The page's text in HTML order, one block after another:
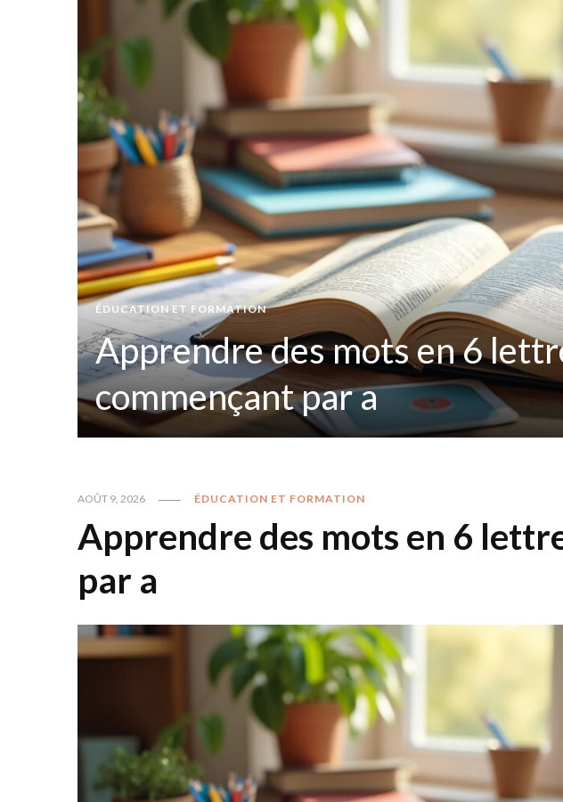
ÉDUCATION ET FORMATION
Apprendre des mots en 6
commençant par a
AOÛT 9, 2026 ÉDUCATION ET FORMATION
Apprendre des mots en 6
par a